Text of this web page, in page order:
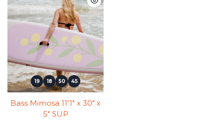
19 18 50 44
Bass Mimosa 11'1" x 30" x
5" SUP